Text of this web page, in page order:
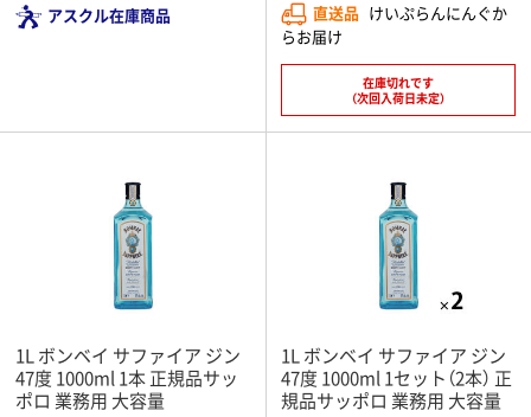
アスクル在庫商品
直送品 けいぷらんにんぐか
らお届け
在庫切れです
（次回入荷日未定）
1L ボンベイ サファイア ジン
47度 1000ml 1本 正規品サッ
ポロ 業務用 大容量
1L ボンベイ サファイア ジン
47度 1000ml 1セット（2本） 正
規品サッポロ 業務用 大容量